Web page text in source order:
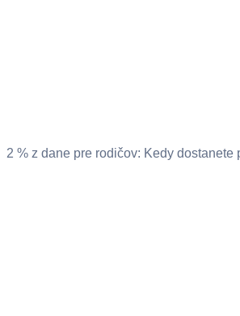
2 % z dane pre rodičov: Kedy dostanete